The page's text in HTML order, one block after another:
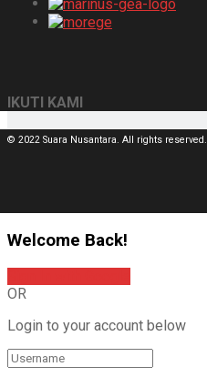
IKUTI KAMI
© 2022 Suara Nusantara. All rights reserved.
Welcome Back!
OR
Login to your account below